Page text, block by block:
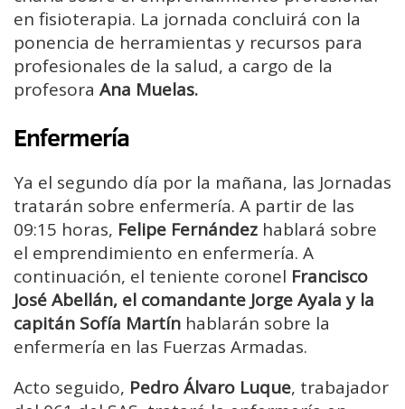
en fisioterapia. La jornada concluirá con la
ponencia de herramientas y recursos para
profesionales de la salud, a cargo de la
profesora Ana Muelas.
Enfermería
Ya el segundo día por la mañana, las Jornadas
tratarán sobre enfermería. A partir de las
09:15 horas, Felipe Fernández hablará sobre
el emprendimiento en enfermería. A
continuación, el teniente coronel Francisco
José Abellán, el comandante Jorge Ayala y la
capitán Sofía Martín hablarán sobre la
enfermería en las Fuerzas Armadas.
Acto seguido, Pedro Álvaro Luque, trabajador